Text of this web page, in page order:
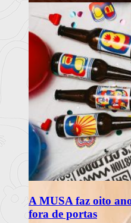
A MUSA faz oito
fora de portas
Omakase Wa
Edomae Sushi
Restaurante com
experiência intimis
Ler mais+